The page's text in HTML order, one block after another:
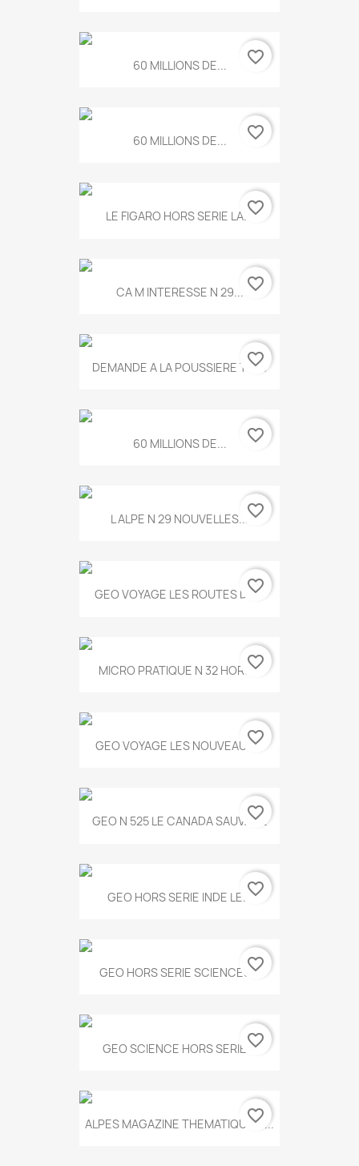
60 MILLIONS DE... favorite_border
60 MILLIONS DE... favorite_border
LE FIGARO HORS SERIE LA...favorite_border
CA M INTERESSE N 29... favorite_border
DEMANDE A LA POUSSIERE T.778
favorite_border
60 MILLIONS DE... favorite_border
L ALPE N 29 NOUVELLES...favorite_border
GEO VOYAGE LES ROUTES DE...
favorite_border
MICRO PRATIQUE N 32 HORS...
favorite_border
GEO VOYAGE LES NOUVEAUX...
favorite_border
GEO N 525 LE CANADA SAUVAGE
favorite_border
GEO HORS SERIE INDE LE...favorite_border
GEO HORS SERIE SCIENCES...
favorite_border
GEO SCIENCE HORS SERIE...favorite_border
ALPES MAGAZINE THEMATIQUE N...
favorite_border